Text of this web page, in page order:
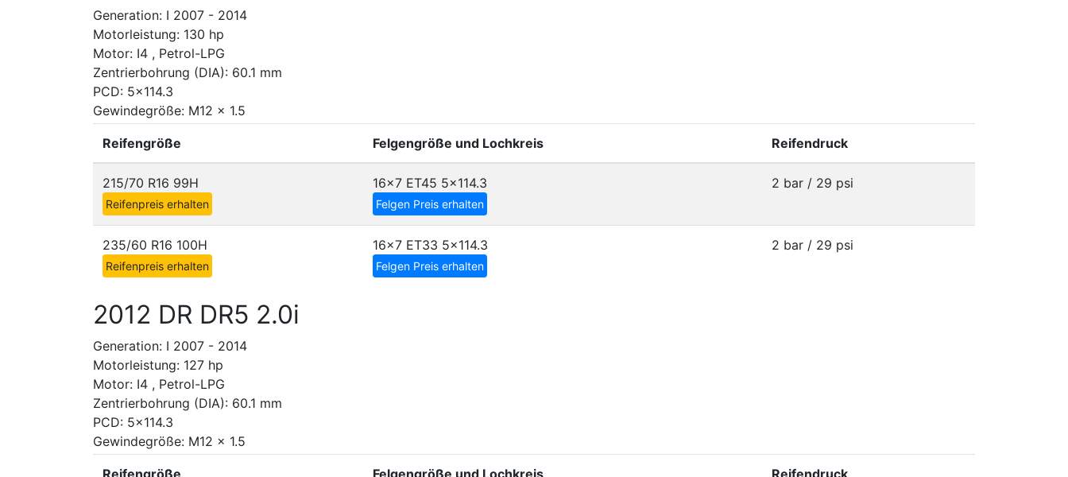
Generation: I 2007 - 2014
Motorleistung: 130 hp
Motor: I4 , Petrol-LPG
Zentrierbohrung (DIA): 60.1 mm
PCD: 5x114.3
Gewindegröße: M12 x 1.5
Reifengröße Felgengröße und Lochkreis Reifendruck
215/70 R16 99H
Reifenpreis erhalten
16x7 ET45 5x114.3
Felgen Preis erhalten
2 bar / 29 psi
235/60 R16 100H
Reifenpreis erhalten
16x7 ET33 5x114.3
Felgen Preis erhalten
2 bar / 29 psi
2012 DR DR5 2.0i
Generation: I 2007 - 2014
Motorleistung: 127 hp
Motor: I4 , Petrol-LPG
Zentrierbohrung (DIA): 60.1 mm
PCD: 5x114.3
Gewindegröße: M12 x 1.5
Reifengröße Felgengröße und Lochkreis Reifendruck